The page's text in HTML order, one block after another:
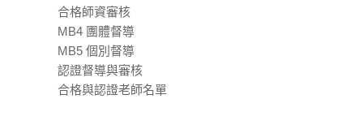
合格師資審核
MB4 團體督導
MB5 個別督導
認證督導與審核
合格與認證老師名單